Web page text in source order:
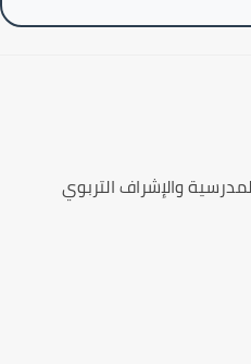
والإشراف التربوي